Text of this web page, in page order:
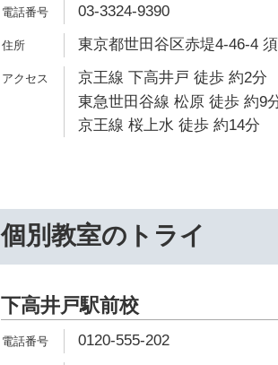
03-3324-9390
東京都世田谷区赤堤4-46-4
京王線 下高井戸 徒歩 約2分
東急世田谷線 松原 徒歩 約9
京王線 桜上水 徒歩 約14分
個別教室のトライ
下高井戸駅前校
0120-555-202